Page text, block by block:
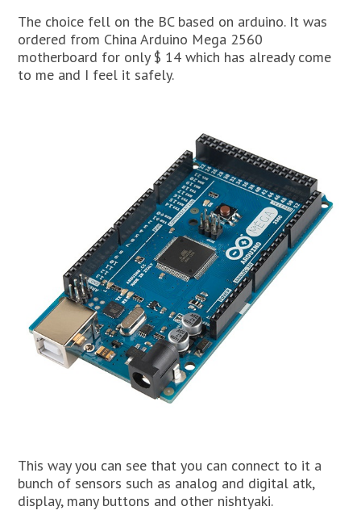
The choice fell on the BC based on arduino. It was
ordered from China Arduino Mega 2560
motherboard for only $ 14 which has already come
to me and I feel it safely.
This way you can see that you can connect to it a
bunch of sensors such as analog and digital atk,
display, many buttons and other nishtyaki.